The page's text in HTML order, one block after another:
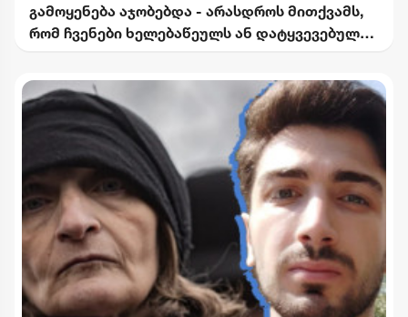
გამოყენება აჯობებდა - არასდროს მითქვამს,
რომ ჩვენები ხელებაწეულს ან დატყვევებულს